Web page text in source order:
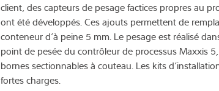
client, des capteurs de pesage factices propres au
ont été développés. Ces ajouts permettent de
conteneur d’à peine 5 mm. Le pesage est réalisé
point de pesée du contrôleur de processus Maxxis
bornes sectionnables à couteau. Les kits
fortes charges.